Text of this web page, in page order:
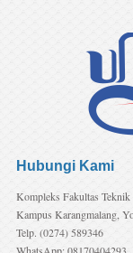
Hubungi Kami
Kompleks Fakultas
Kampus Karangmalang,
Telp. (0274) 589346